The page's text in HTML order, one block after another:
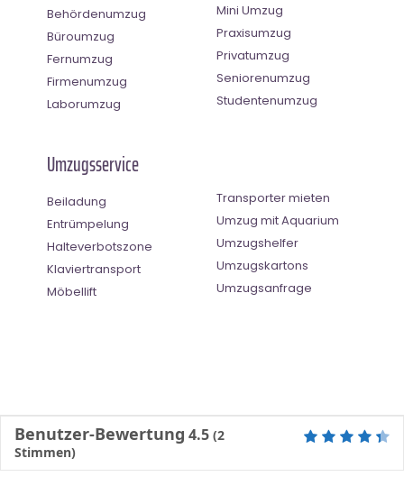
Behördenumzug
Büroumzug
Fernumzug
Firmenumzug
Laborumzug
Mini Umzug
Praxisumzug
Privatumzug
Seniorenumzug
Studentenumzug
Umzugsservice
Beiladung
Entrümpelung
Halteverbotszone
Klaviertransport
Möbellift
Transporter mieten
Umzug mit Aquarium
Umzugshelfer
Umzugskartons
Umzugsanfrage
Benutzer-Bewertung 4.5 (2
Stimmen)